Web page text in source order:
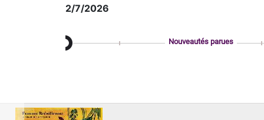
2/7/2026
Nouveautés parues